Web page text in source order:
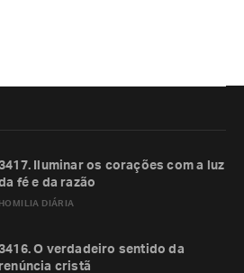
HOMILIA DIÁRIA
Iluminar os corações com a luz
fé e da razão
O verdadeiro sentido da
renúncia cristã